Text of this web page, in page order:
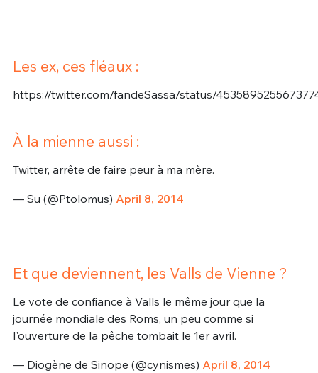
Les ex, ces fléaux :
https://twitter.com/fandeSassa/status/
À la mienne aussi :
Twitter, arrête de faire peur à ma mère.
— Su (@Ptolomus) April 8, 2014
Et que deviennent, les Valls de Vienne ?
Le vote de confiance à Valls le même jour que la
journée mondiale des Roms, un peu comme si
l'ouverture de la pêche tombait le 1er avril.
— Diogène de Sinope (@cynismes) April 8, 2014